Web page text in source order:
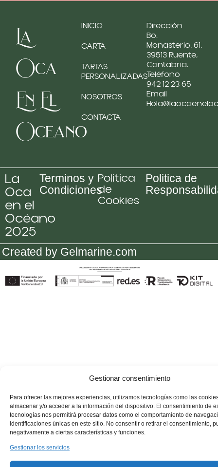
Gestionar consentimiento
Para ofrecer las mejores experiencias, utilizamos tecnologías como las
almacenar y/o acceder a la información del dispositivo. El consentimiento de
tecnologías nos permitirá procesar datos como el comportamiento de
identificaciones únicas en este sitio. No consentir o retirar el consentimiento,
negativamente a ciertas características y funciones.
Gestionar los servicios
La
Oca
En El
Oceano
INICIO
CARTA
TARTAS
PERSONALIZADAS
NOSOTROS
CONTACTA
Dirección
Bo.
Monasterio, 61,
39513 Ruente,
Cantabria.
Teléfono
942 12 23 65
Email
La
Oca
en el
Océano
2025
Terminos y
Condiciones
Politica
de
Cookies
Politica de
Created by Gelmarine.com